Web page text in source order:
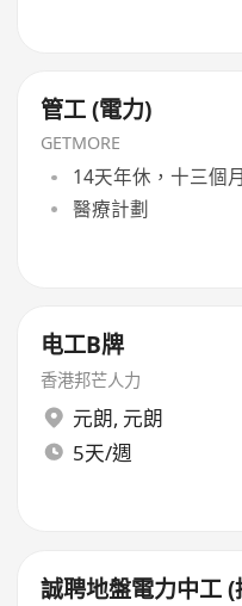
管工 (電力)
GETMORE
14天年休，十三個
醫療計劃
电工B牌
香港邦芒人力
元朗, 元朗
5天/週
誠聘地盤電力中工